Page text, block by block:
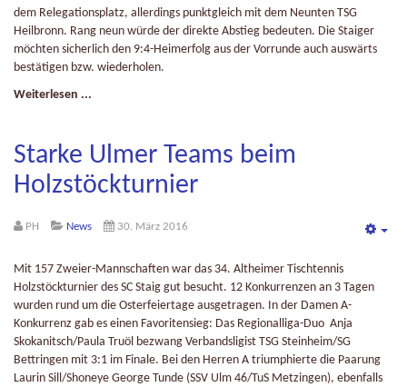
dem Relegationsplatz, allerdings punktgleich mit dem Neunten TSG
Heilbronn. Rang neun würde der direkte Abstieg bedeuten. Die Staiger
möchten sicherlich den 9:4-Heimerfolg aus der Vorrunde auch auswärts
bestätigen bzw. wiederholen.
Weiterlesen ...
Starke Ulmer Teams beim
Holzstöckturnier
PH News 30. März 2016
Mit 157 Zweier-Mannschaften war das 34. Altheimer Tischtennis
Holzstöckturnier des SC Staig gut besucht. 12 Konkurrenzen an 3 Tagen
wurden rund um die Osterfeiertage ausgetragen. In der Damen A-
Konkurrenz gab es einen Favoritensieg: Das Regionalliga-Duo Anja
Skokanitsch/Paula Truöl bezwang Verbandsligist TSG Steinheim/SG
Bettringen mit 3:1 im Finale. Bei den Herren A triumphierte die Paarung
Laurin Sill/Shoneye George Tunde (SSV Ulm 46/TuS Metzingen), ebenfalls